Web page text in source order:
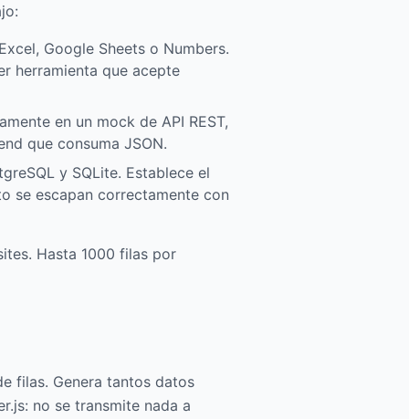
Google Sheets o Numbers.
herramienta que acepte
en un mock de API REST,
que consuma JSON.
y SQLite. Establece el
se escapan correctamente con
Hasta 1000 filas por
filas. Genera tantos datos
no se transmite nada a